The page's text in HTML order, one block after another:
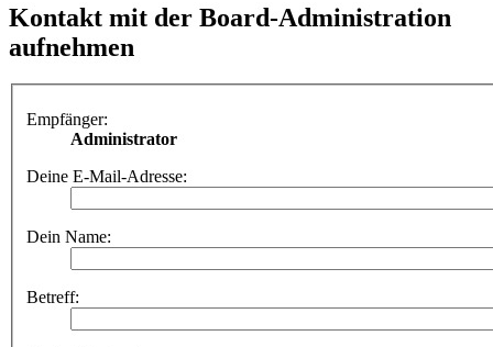
Kontakt mit der Board-Administration
aufnehmen
Empfänger:
Administrator
Deine E-Mail-Adresse:
Dein Name:
Betreff: